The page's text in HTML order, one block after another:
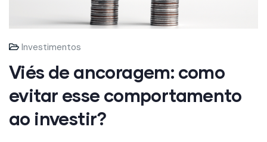
Investimentos
Viés de ancoragem: como
evitar esse comportamento
ao investir?